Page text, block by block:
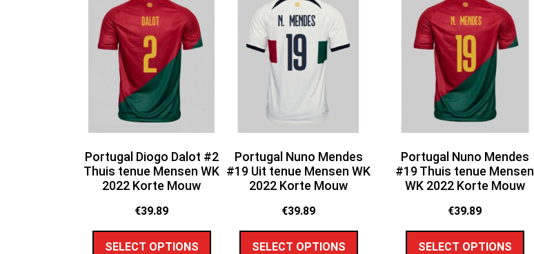
Portugal Diogo Dalot #2
Thuis tenue Mensen WK
2022 Korte Mouw
€39.89
SELECT OPTIONS
Portugal Nuno Mendes
#19 Uit tenue Mensen WK
2022 Korte Mouw
€39.89
SELECT OPTIONS
Portugal Nuno Mendes
#19 Thuis tenue Mensen
WK 2022 Korte Mouw
€39.89
SELECT OPTIONS